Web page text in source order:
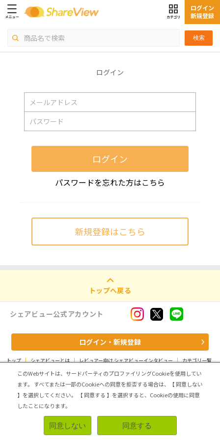
検索
ログイン
新規登録
ログイン
ログイン
パスワードを忘れた方はこちら
新規登録はこちら
トップへ戻る
シェアビュー公式アカウント
ログイン・新規登録
トップ | シェアビューとは | レビュアー向け シェアビューインタビュー | カテゴリ一覧
運営会社 | 個人情報の取扱いについて | 利用規約 サイトマップ
Copyright (C) ASMARQ Co.,Ltd. All Rights Reserved.
このWebサイトは、サードパーティのプロファイリングCookieを使用してい
ます。
すべてまたは一部のCookieへの同意を拒否する場合は、【 同意しない
】を選択してください。
【 同意する 】を選択すると、Cookieの使用に同意
したことになります。
同意しない 同意する